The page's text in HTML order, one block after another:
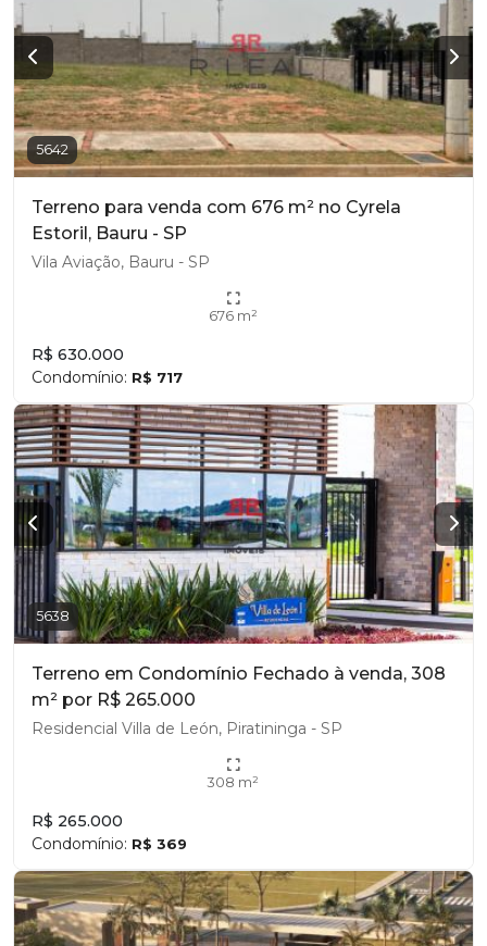
5642
Terreno para venda com 676 m² no Cyrela
Estoril, Bauru - SP
Vila Aviação, Bauru - SP
676 m²
R$ 630.000
Condomínio: R$ 717
5638
Terreno em Condomínio Fechado à venda, 308
m² por R$ 265.000
Residencial Villa de León, Piratininga - SP
308 m²
R$ 265.000
Condomínio: R$ 369